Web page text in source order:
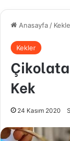
Anasayfa /
Kekler
Kek
24 Kasım 2020